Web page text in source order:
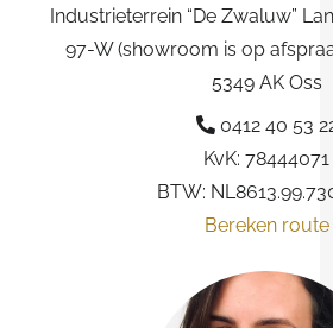
Industrieterrein “De Zwaluw”
97-W (showroom is op
5349 AK Oss
0412 40 53
KvK: 78444071
BTW:
Bereken route